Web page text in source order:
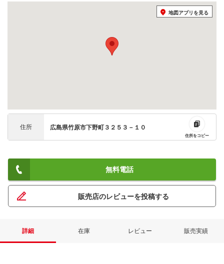
地図アプリを見る
住所 広島県竹原市下野町３２５３－１０
住所をコピー
無料電話
販売店のレビューを投稿する
詳細 在庫 レビュー 販売実績